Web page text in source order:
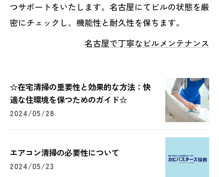
つサポートをいたします。名古屋にてビルの状態を厳
密にチェックし、機能性と耐久性を保ちます。
名古屋で丁寧なビルメンテナンス
☆在宅清掃の重要性と効果的な方法：快
適な住環境を保つためのガイド☆
2024/05/28
エアコン清掃の必要性について
2024/05/23